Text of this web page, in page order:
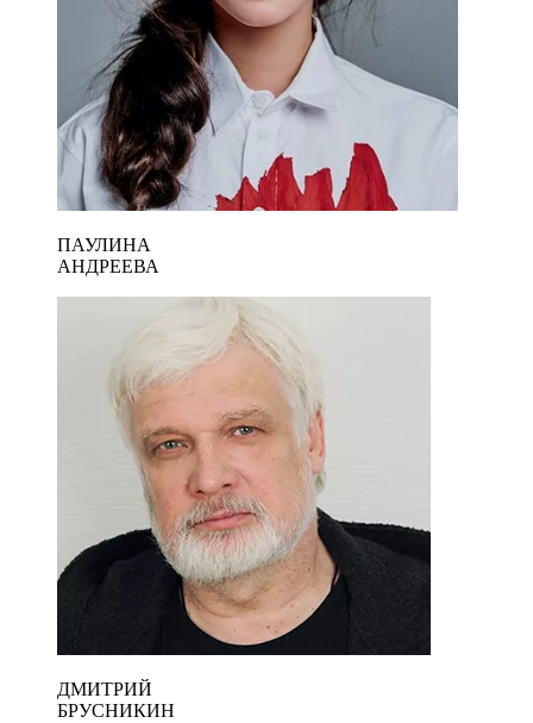
ПАУЛИНА
АНДРЕЕВА
ДМИТРИЙ
БРУСНИКИН